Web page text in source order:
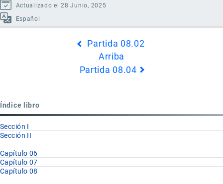
Actualizado el 28 Junio, 2025
Español
08.03
Partida 08.02
Arriba
Partida 08.04
Índice libro
Sección I
Sección II
Capítulo 06
Capítulo 07
Capítulo 08